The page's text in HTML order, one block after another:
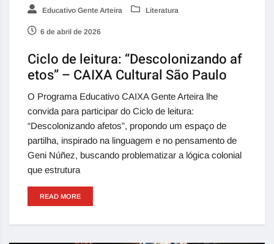
Educativo Gente Arteira Literatura
6 de abril de 2026
Ciclo de leitura: “Descolonizando af
etos” – CAIXA Cultural São Paulo
O Programa Educativo CAIXA Gente Arteira lhe
convida para participar do Ciclo de leitura:
“Descolonizando afetos”, propondo um espaço de
partilha, inspirado na linguagem e no pensamento de
Geni Núñez, buscando problematizar a lógica colonial
que estrutura
READ MORE